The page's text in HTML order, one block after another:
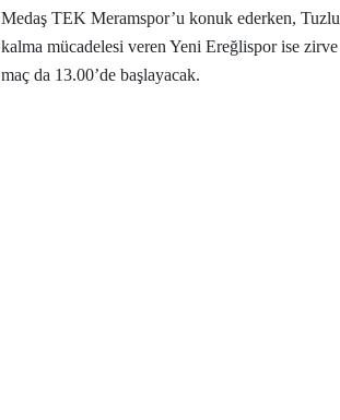
Medaş TEK Meramspor’u konuk ederken,
kalma mücadelesi veren Yeni Ereğlispor ise
maç da 13.00’de başlayacak.